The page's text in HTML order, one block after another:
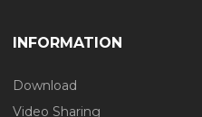
INFORMATION
Download
Video Sharing